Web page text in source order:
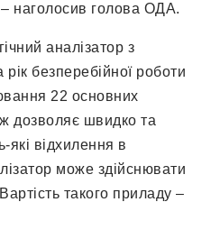
наголосив голова ОДА.
аналізатор з
безперебійної роботи
22 основних
дозволяє швидко та
які відхилення в
може здійснювати
такого приладу –